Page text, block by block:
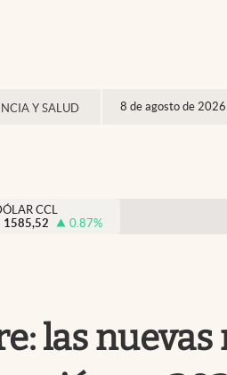
Y SALUD 8 de agosto de 2026
CCL
1585,52 0.87%
las nuevas